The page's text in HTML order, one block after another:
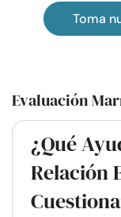
Toma
Evaluación
¿Qué
Relación